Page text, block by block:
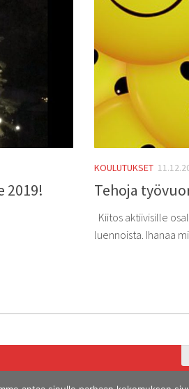
2019!
KOULUTUKSET
Tehoja
Kiitos aktiivisille
luennoista. Ihanaa